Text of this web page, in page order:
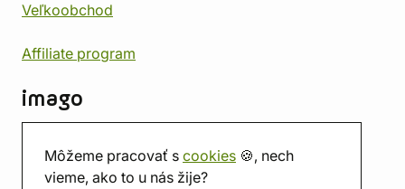
Môžeme pracovať s cookies 🍪, nech
vieme, ako to u nás žije?
Veľkoobchod
Affiliate program
imago
Predajňa
Herňa